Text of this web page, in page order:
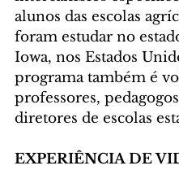
alunos das escolas
foram estudar no
Iowa, nos Estados
programa também é
professores,
diretores de escolas
EXPERIÊNCIA DE